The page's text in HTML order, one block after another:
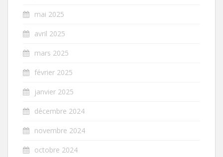
mai 2025
avril 2025
mars 2025
février 2025
janvier 2025
décembre 2024
novembre 2024
octobre 2024